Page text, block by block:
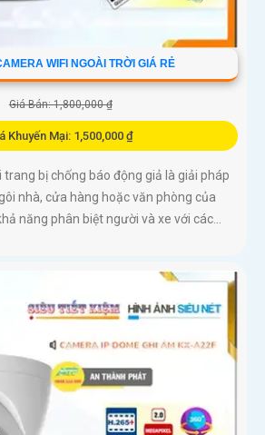
WIFI NGOÀI TRỜI GIÁ RẺ
Giá Bán: 1,800,000 ₫
Khuyến Mại: 1,500,000 ₫
bị chống báo động giả là giải pháp
nhà, cửa hàng hoặc văn phòng của
năng phân biệt người và xe với các...